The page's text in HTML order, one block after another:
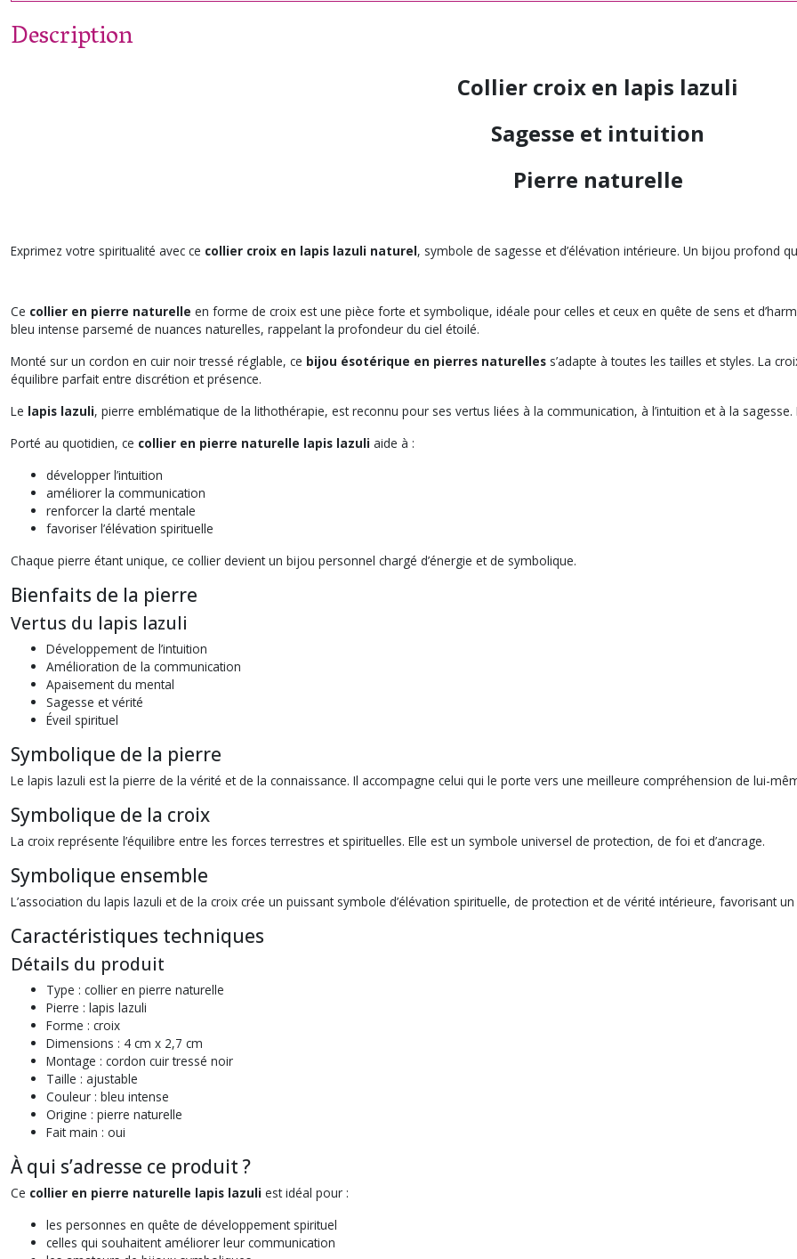
Description
Collier croix en lapis lazuli
Sagesse et intuition
Pierre naturelle
Exprimez votre spiritualité avec ce collier croix en lapis lazuli naturel, symbole de sagesse et d’élévation intérieure. Un bijou profond
Ce collier en pierre naturelle en forme de croix est une pièce forte et symbolique, idéale pour celles et ceux en quête de sens et
bleu intense parsemé de nuances naturelles, rappelant la profondeur du ciel étoilé.
Monté sur un cordon en cuir noir tressé réglable, ce bijou ésotérique en pierres naturelles s’adapte à toutes les tailles et styles. La
équilibre parfait entre discrétion et présence.
Le lapis lazuli, pierre emblématique de la lithothérapie, est reconnu pour ses vertus liées à la communication, à l’intuition et à la
Porté au quotidien, ce collier en pierre naturelle lapis lazuli aide à :
développer l’intuition
améliorer la communication
renforcer la clarté mentale
favoriser l’élévation spirituelle
Chaque pierre étant unique, ce collier devient un bijou personnel chargé d’énergie et de symbolique.
Bienfaits de la pierre
Vertus du lapis lazuli
Développement de l’intuition
Amélioration de la communication
Apaisement du mental
Sagesse et vérité
Éveil spirituel
Symbolique de la pierre
Le lapis lazuli est la pierre de la vérité et de la connaissance. Il accompagne celui qui le porte vers une meilleure compréhension de lui-
Symbolique de la croix
La croix représente l’équilibre entre les forces terrestres et spirituelles. Elle est un symbole universel de protection, de foi et d’ancrage.
Symbolique ensemble
L’association du lapis lazuli et de la croix crée un puissant symbole d’élévation spirituelle, de protection et de vérité intérieure, favorisant
Caractéristiques techniques
Détails du produit
Type : collier en pierre naturelle
Pierre : lapis lazuli
Forme : croix
Dimensions : 4 cm x 2,7 cm
Montage : cordon cuir tressé noir
Taille : ajustable
Couleur : bleu intense
Origine : pierre naturelle
Fait main : oui
À qui s’adresse ce produit ?
Ce collier en pierre naturelle lapis lazuli est idéal pour :
les personnes en quête de développement spirituel
celles qui souhaitent améliorer leur communication